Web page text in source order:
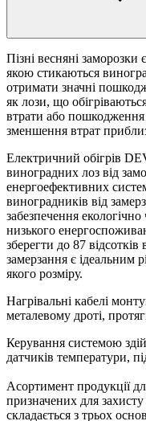
Пізні весняні
якою стикаються
отримати значні
як лози, що
втрати або
зменшення втрат
Електричний обігрів
виноградних лоз від
енергоефективних
виноградників від
забезпечення
низького
зберегти до 87
замерзання є ідеальним
якого розміру.
Нагрівальні кабелі
металевому дроті,
Керування системою
датчиків температури,
Асортимент продукції
призначених для
складається з трьох